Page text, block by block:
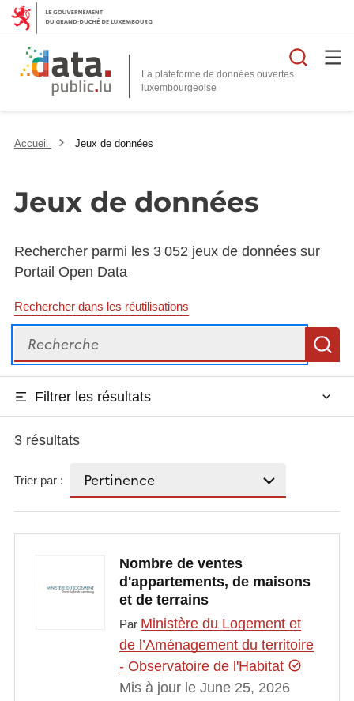
La plateforme de données ouvertes
Accueil Jeux de données
Jeux de données
Rechercher parmi les 3 052 jeux de données sur
Portail Open Data
Rechercher dans les réutilisations
Recherche
Filtrer les résultats
3 résultats
Trier par :
Nombre de ventes
d'appartements, de maisons
et de terrains
Par Ministère du Logement et
de l’Aménagement du territoire
- Observatoire de l'Habitat
Mis à jour le June 25, 2026